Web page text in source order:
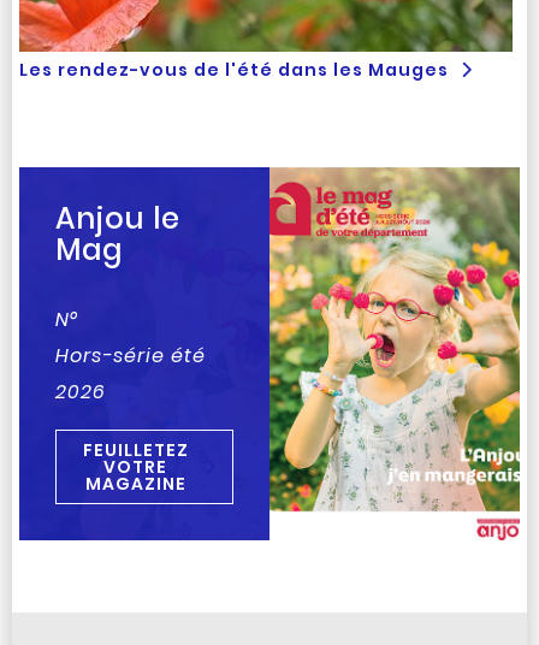
Les rendez-vous de l'été dans les Mauges
Anjou le
Mag
N°
Hors-série été
2026
FEUILLETEZ
VOTRE
MAGAZINE